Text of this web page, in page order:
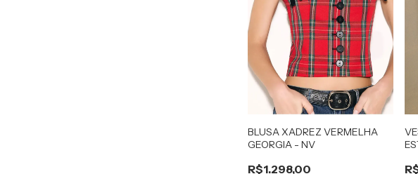
BLUSA XADREZ VERMELHA
GEORGIA - NV
R$1.298,00